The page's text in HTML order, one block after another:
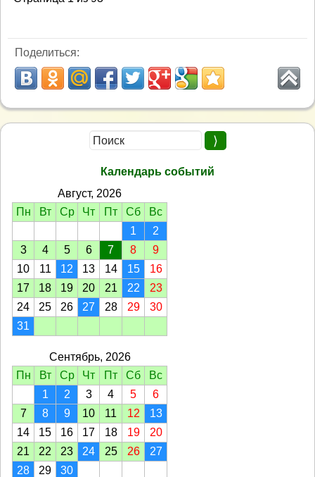
Поделиться:
Календарь событий
Август, 2026
Пн
Вт Ср Чт Пт Сб
Вс
1
2
3
4 5 6 7 8
9
10
11 12 13 14 15
16
17
18 19 20 21 22
23
24
25 26 27 28 29
30
31
Сентябрь, 2026
Пн
Вт Ср Чт Пт Сб
Вс
1
2 3 4 5
6
7
8 9 10 11 12
13
14
15 16 17 18 19
20
21
22 23 24 25 26
27
28
29 30